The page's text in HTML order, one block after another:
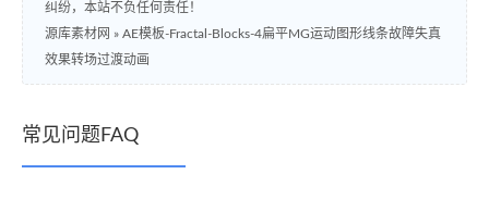
纠纷，本站不负任何责任！
源库素材网 » AE模板-Fractal-Blocks-4扁平MG运动图形线条故障失真
效果转场过渡动画
常见问题FAQ